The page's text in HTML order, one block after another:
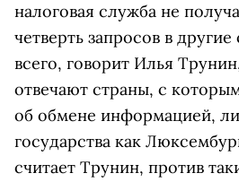
налоговая служба не
четверть запросов в
всего, говорит Илья
отвечают страны, с
об обмене информацией,
государства как
считает Трунин, против